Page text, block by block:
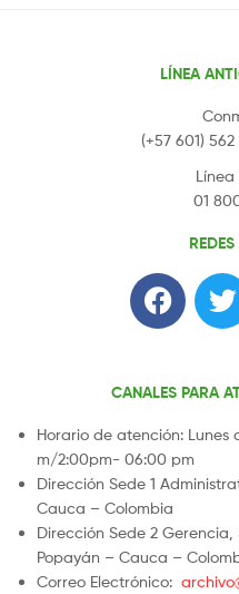
LÍNEA
(+57 601)
01
CANALES PARA
Horario de atención: Lunes
m/2:00pm- 06:00 pm
Dirección Sede 1
Cauca – Colombia
Dirección Sede 2
Popayán – Cauca –
Correo Electrónico: